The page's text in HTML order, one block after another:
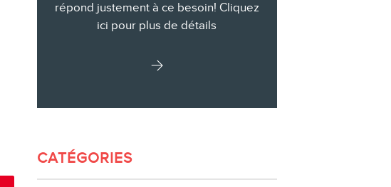
répond justement à ce besoin! Cliquez
ici pour plus de détails
CATÉGORIES